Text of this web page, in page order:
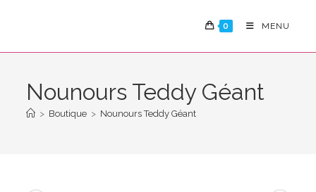
0 MENU
Nounours Teddy Géant
> Boutique > Nounours Teddy Géant